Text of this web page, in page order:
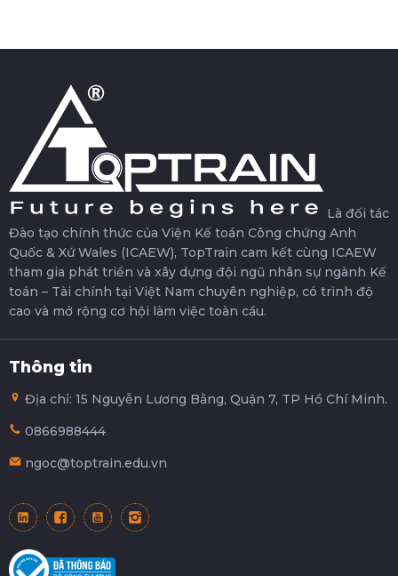
Là đối tác
Đào tạo chính thức của Viện Kế toán Công chứng Anh
Quốc & Xứ Wales (ICAEW), TopTrain cam kết cùng ICAEW
tham gia phát triển và xây dựng đội ngũ nhân sự ngành Kế
toán – Tài chính tại Việt Nam chuyên nghiệp, có trình độ
cao và mở rộng cơ hội làm việc toàn cầu.
Thông tin
Địa chỉ: 15 Nguyễn Lương Bằng, Quận 7, TP Hồ Chí Minh.
0866988444
ngoc@toptrain.edu.vn